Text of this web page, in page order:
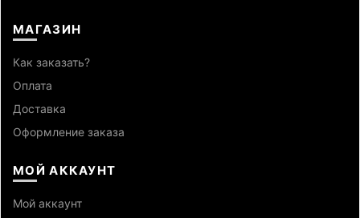
МАГАЗИН
Как заказать?
Оплата
Доставка
Оформление заказа
МОЙ АККАУНТ
Мой аккаунт